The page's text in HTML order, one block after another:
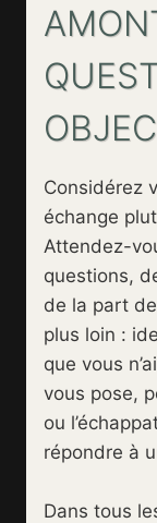
Considérez
échange
Attendez-
questions,
de la part
plus loin :
que vous
vous pose,
ou
répondre à
Dans tous